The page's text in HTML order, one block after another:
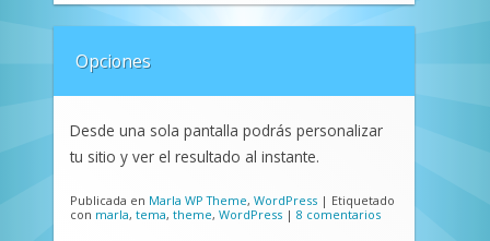
Opciones
Desde una sola pantalla podrás personalizar
tu sitio y ver el resultado al instante.
Publicada en Marla WP Theme, WordPress | Etiquetado
con marla, tema, theme, WordPress | 8 comentarios